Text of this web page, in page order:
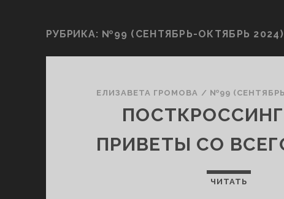
РУБРИКА: №99 (СЕНТЯБРЬ-ОКТЯБРЬ 2024)
ЕЛИЗАВЕТА ГРОМОВА / №99
ПРИВЕТЫ СО
ЧИТАТЬ